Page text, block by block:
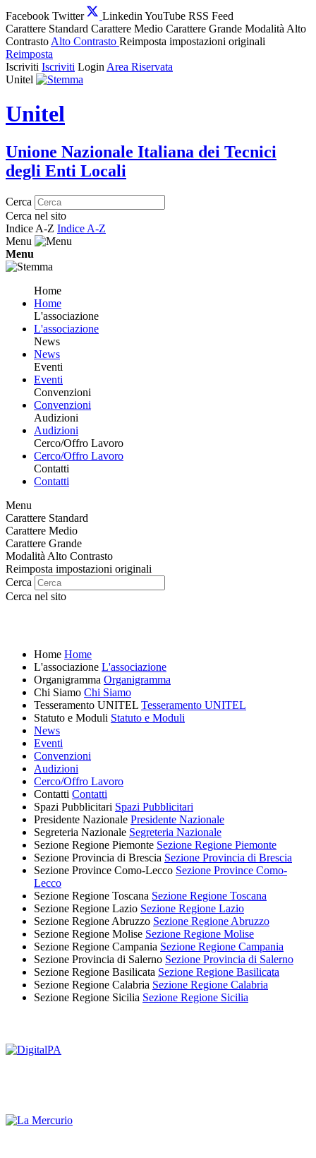
Facebook Twitter Linkedin YouTube RSS Feed
Carattere Standard Carattere Medio Carattere Grande Modalità Alto
Contrasto Alto Contrasto Reimposta impostazioni originali
Reimposta
Iscriviti Iscriviti Login Area Riservata
Unitel
Unitel
Unione Nazionale Italiana dei Tecnici
degli Enti Locali
Cerca
Cerca nel sito
Indice A-Z Indice A-Z
Menu
Menu
Home
Home
L'associazione
L'associazione
News
News
Eventi
Eventi
Convenzioni
Convenzioni
Audizioni
Audizioni
Cerco/Offro Lavoro
Cerco/Offro Lavoro
Contatti
Contatti
Menu
Carattere Standard
Carattere Medio
Carattere Grande
Modalità Alto Contrasto
Reimposta impostazioni originali
Cerca
Cerca nel sito
Home Home
L'associazione L'associazione
Organigramma Organigramma
Chi Siamo Chi Siamo
Tesseramento UNITEL Tesseramento UNITEL
Statuto e Moduli Statuto e Moduli
News
Eventi
Convenzioni
Audizioni
Cerco/Offro Lavoro
Contatti Contatti
Spazi Pubblicitari Spazi Pubblicitari
Presidente Nazionale Presidente Nazionale
Segreteria Nazionale Segreteria Nazionale
Sezione Regione Piemonte Sezione Regione Piemonte
Sezione Provincia di Brescia Sezione Provincia di Brescia
Sezione Province Como-Lecco Sezione Province Como-
Lecco
Sezione Regione Toscana Sezione Regione Toscana
Sezione Regione Lazio Sezione Regione Lazio
Sezione Regione Abruzzo Sezione Regione Abruzzo
Sezione Regione Molise Sezione Regione Molise
Sezione Regione Campania Sezione Regione Campania
Sezione Provincia di Salerno Sezione Provincia di Salerno
Sezione Regione Basilicata Sezione Regione Basilicata
Sezione Regione Calabria Sezione Regione Calabria
Sezione Regione Sicilia Sezione Regione Sicilia